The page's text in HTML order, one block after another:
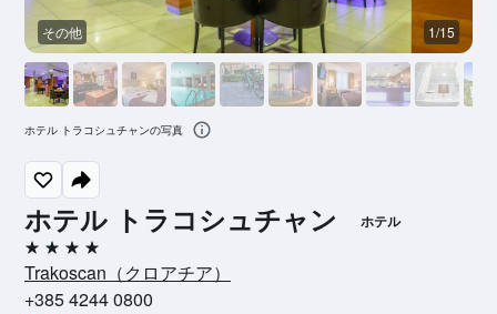
ホテル トラコシュチャン ホテル
4つ星
Trakoscan​（クロアチア​）​
+385 4244 0800
その他 1/15
ホテル トラコシュチャンの写真